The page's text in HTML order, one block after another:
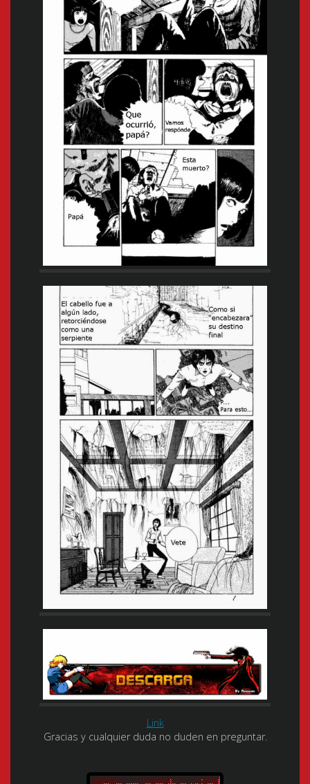
Link
Gracias y cualquier duda no duden en preguntar.